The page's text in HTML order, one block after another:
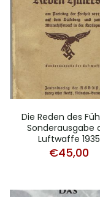
Die Reden des
Sonderausgabe
Luftwaffe 1935
€45,00